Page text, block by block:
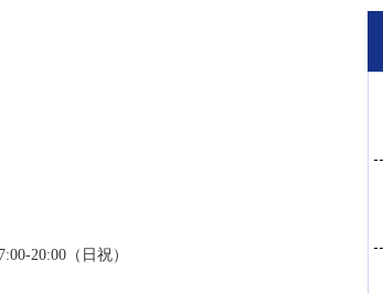
20:00（日祝）